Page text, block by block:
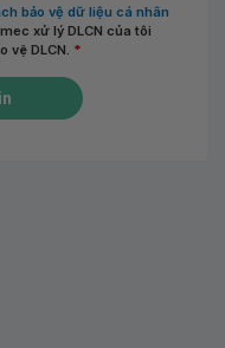
bảo vệ dữ liệu cá nhân
xử lý DLCN của tôi
vệ DLCN. *